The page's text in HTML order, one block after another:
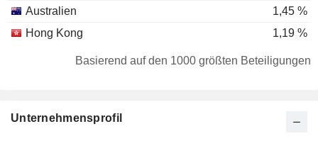
Australien
1,45 %
Hong Kong
1,19 %
Italien
0,54 %
Basierend auf den 1000 größten Beteiligungen
Unternehmensprofil